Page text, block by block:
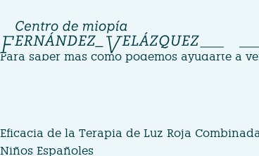
contenido
Para saber más cómo podemos ayudarte a
Eficacia de la Terapia de Luz Roja
Niños Españoles